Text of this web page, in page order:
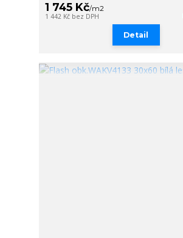
1 745 Kč/m2
1 442 Kč bez DPH
Detail